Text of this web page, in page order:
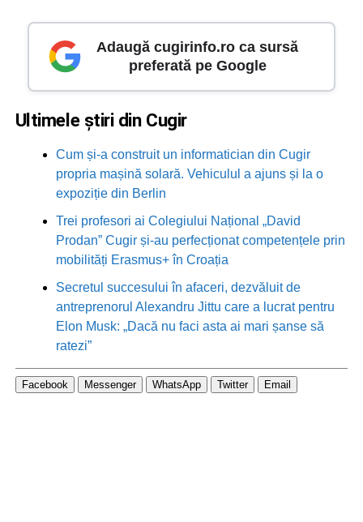
Adaugă cugirinfo.ro ca sursă
preferată pe Google
Ultimele știri din Cugir
Cum și-a construit un informatician din Cugir
propria mașină solară. Vehiculul a ajuns și la o
expoziție din Berlin
Trei profesori ai Colegiului Național „David
Prodan” Cugir și-au perfecționat competențele prin
mobilități Erasmus+ în Croația
Secretul succesului în afaceri, dezvăluit de
antreprenorul Alexandru Jittu care a lucrat pentru
Elon Musk: „Dacă nu faci asta ai mari șanse să
ratezi”
Facebook Messenger WhatsApp Twitter Email